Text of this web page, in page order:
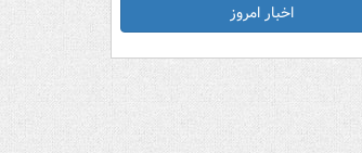
اخبار امروز